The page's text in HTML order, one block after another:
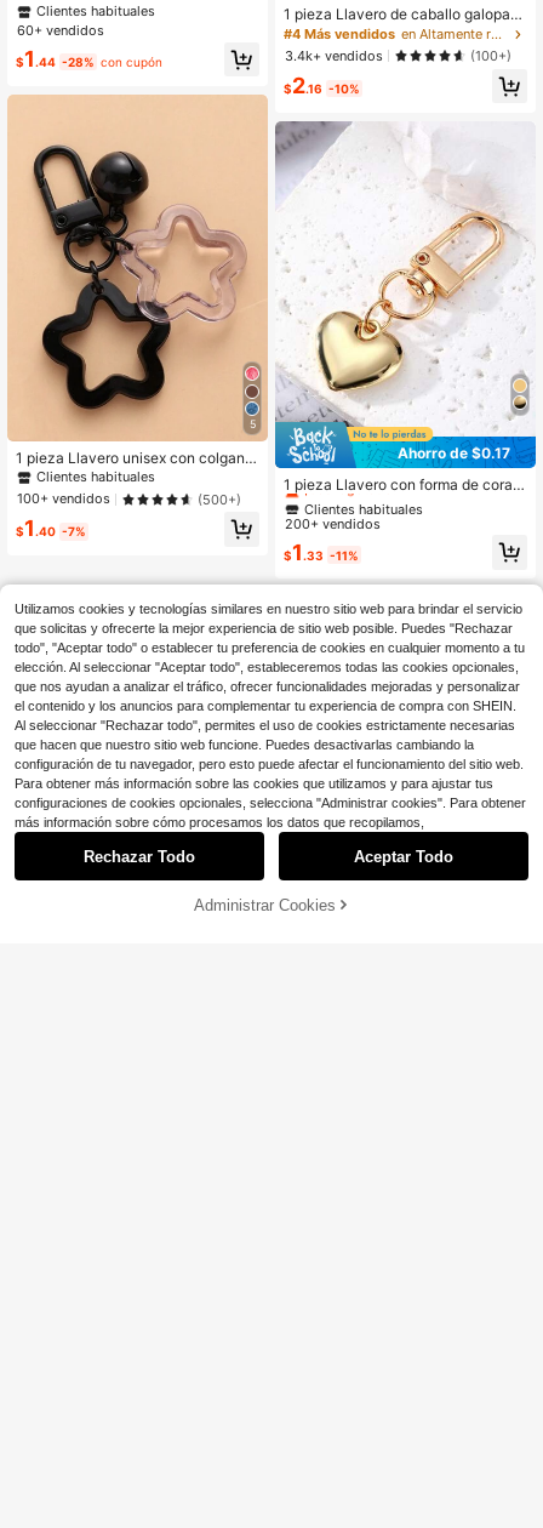
ón de metal de color plateado, dise
ño creativo con lazo negro, accesor
n Valentín, regalos de dama de hon
Clientes habituales
60+ vendidos
$1 .44 -28% con cupón
5
1 pieza Llavero unisex con colgante
protector de auriculares con diseño
de estrella hueca
Clientes habituales
100+ vendidos
(500+)
$1.40 -7%
1 pieza Llavero de caballo galopan
do y perro - Encanto ecuestre de cu
ero PU, 14 colores - Correa ajustabl
e para llaves, bolsos, cadenas de te
léfono
#4 Más vendidos
en Altamente recomprado Colgante
3.4k+ vendidos
(100+)
$2.16 -10%
Ahorro de $0.17
1 pieza Llavero con forma de coraz
ón dorado de diseño moderno, regal
o de pareja y accesorio para bolso,
avero, regalitos pequeños
Clientes habituales
¡Casi agotado!
Clientes habituales
¡Casi agotado!
Clientes habituales
¡Casi agotado!
200+ vendidos
$1 .33 -11%
Lo sentimos, este producto está agotado.
Mostrar artículos similares con stock Ver todo
AGOTADO
Utilizamos cookies y tecnologías similares en nuestro sitio web para brindar el servicio
que solicitas y ofrecerte la mejor experiencia de sitio web posible. Puedes "Rechazar
todo", "Aceptar todo" o establecer tu preferencia de cookies en cualquier momento a tu
elección. Al seleccionar "Aceptar todo", estableceremos todas las cookies opcionales,
que nos ayudan a analizar el tráfico, ofrecer funcionalidades mejoradas y personalizar
el contenido y los anuncios para complementar tu experiencia de compra con SHEIN.
Al seleccionar "Rechazar todo", permites el uso de cookies estrictamente necesarias
que hacen que nuestro sitio web funcione. Puedes desactivarlas cambiando la
configuración de tu navegador, pero esto puede afectar el funcionamiento del sitio web.
Para obtener más información sobre las cookies que utilizamos y para ajustar tus
configuraciones de cookies opcionales, selecciona "Administrar cookies". Para obtener
más información sobre cómo procesamos los datos que recopilamos,
Rechazar Todo Aceptar Todo
Administrar Cookies